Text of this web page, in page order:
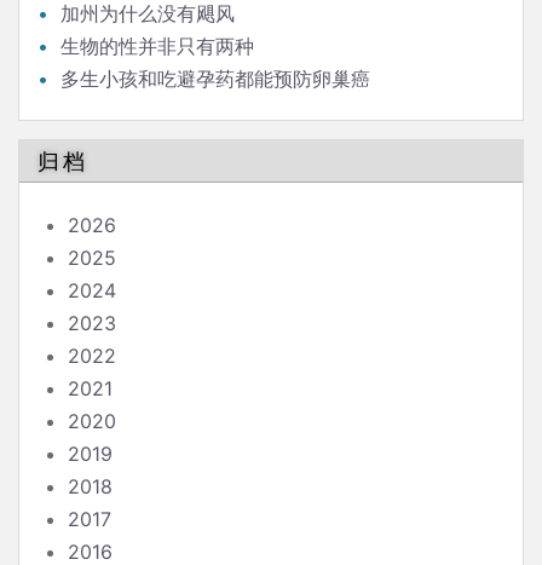
加州为什么没有飓风
生物的性并非只有两种
多生小孩和吃避孕药都能预防卵巢癌
归档
2026
2025
2024
2023
2022
2021
2020
2019
2018
2017
2016